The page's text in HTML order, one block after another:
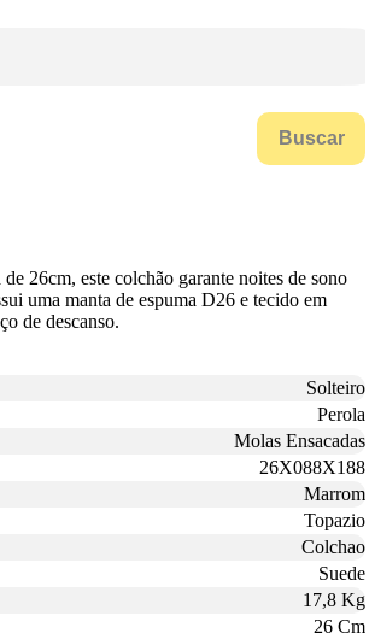
Buscar
26cm, este colchão garante noites de sono
uma manta de espuma D26 e tecido em
de descanso.
Solteiro
Perola
Molas Ensacadas
26X088X188
Marrom
Topazio
Colchao
Suede
17,8 Kg
26 Cm